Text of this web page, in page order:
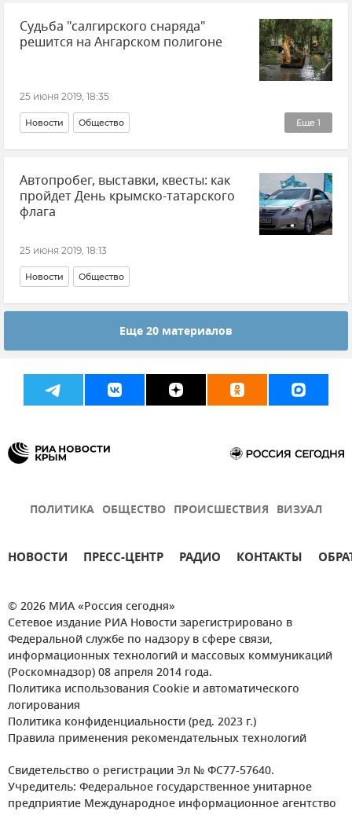
Судьба "салгирского снаряда"
решится на Ангарском полигоне
25 июня 2019, 18:35
Еще 1
Новости Общество
Реконструкция набережной Салгира в Симферополе
Автопробег, выставки, квесты: как
пройдет День крымско-татарского
флага
25 июня 2019, 18:13
Новости Общество
Еще 20 материалов
ПОЛИТИКА ОБЩЕСТВО ПРОИСШЕСТВИЯ ВИЗУАЛ
НОВОСТИ ПРЕСС-ЦЕНТР РАДИО КОНТАКТЫ
© 2026 МИА «Россия сегодня»
Сетевое издание РИА Новости зарегистрировано в
Федеральной службе по надзору в сфере связи,
информационных технологий и массовых коммуникаций
(Роскомнадзор) 08 апреля 2014 года.
Политика использования Cookie и автоматического
логирования
Политика конфиденциальности (ред. 2023 г.)
Правила применения рекомендательных технологий
Свидетельство о регистрации Эл № ФС77-57640.
Учредитель: Федеральное государственное унитарное
предприятие Международное информационное агентство